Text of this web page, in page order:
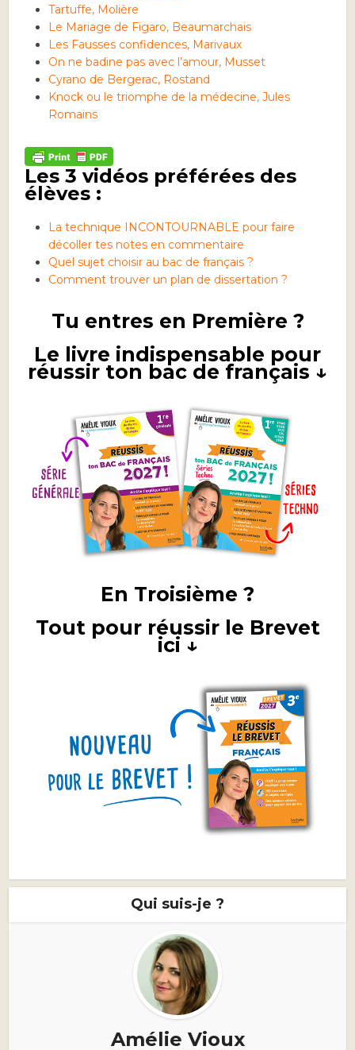
Tartuffe, Molière
Le Mariage de Figaro, Beaumarchais
Les Fausses confidences, Marivaux
On ne badine pas avec l’amour, Musset
Cyrano de Bergerac, Rostand
Knock ou le triomphe de la médecine, Jules
Romains
Les 3 vidéos préférées des
élèves :
La technique INCONTOURNABLE pour faire
décoller tes notes en commentaire
Quel sujet choisir au bac de français ?
Comment trouver un plan de dissertation ?
Tu entres en Première ?
Le livre indispensable pour
réussir ton bac de français ↓
En Troisième ?
Tout pour réussir le Brevet
ici ↓
Qui suis-je ?
Amélie Vioux